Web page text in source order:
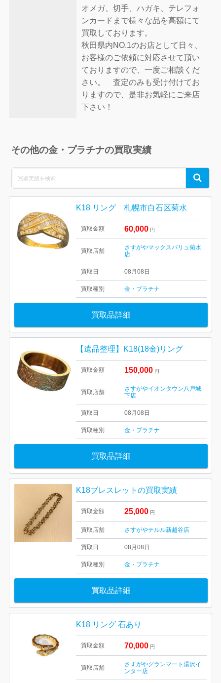
オメガ、切手、ハガキ、テレフォ
ンカードまで様々な品を高額にて
買取しております。
秋田県内NO.1のお店として日々、
お客様のご依頼に対応させて頂い
ておりますので、一度ご相談くだ
さい。 査定のみも受け付けてお
りますので、是非お気軽にご来店
下さい！
その他の金・プラチナの買取実績
for:
Search
K18 リング 札幌市白石区菊水
買取金額 60,000 円
買取店舗
さすがやマックスバリュ菊水
店
買取日 08月08日
買取種別 金・プラチナ
買取品詳細
【遺品整理】K18(18金)リング
買取金額 150,000 円
買取店舗
さすがやイオンタウン八戸城
下店
買取日 08月08日
買取種別 金・プラチナ
買取品詳細
K18ブレスレットの買取実績
買取金額 25,000 円
買取店舗 さすがやテルル新越谷店
買取日 08月08日
買取種別 金・プラチナ
買取品詳細
K18 リング 石あり
買取金額 70,000 円
買取店舗
さすがやグランマート湯沢イ
ンター店